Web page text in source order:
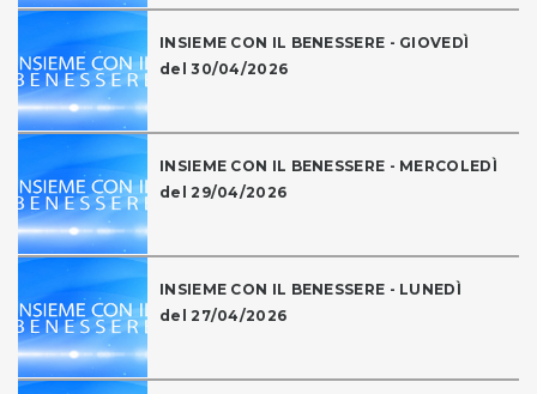
INSIEME CON IL BENESSERE - GIOVEDÌ
del 30/04/2026
INSIEME CON IL BENESSERE - MERCOLEDÌ
del 29/04/2026
INSIEME CON IL BENESSERE - LUNEDÌ
del 27/04/2026